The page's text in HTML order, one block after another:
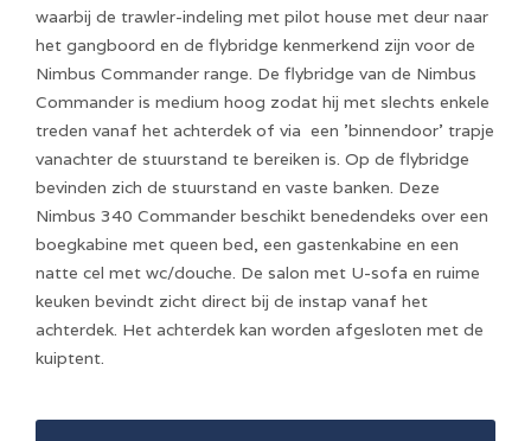
waarbij de trawler-indeling met pilot house met deur naar
het gangboord en de flybridge kenmerkend zijn voor de
Nimbus Commander range. De flybridge van de Nimbus
Commander is medium hoog zodat hij met slechts enkele
treden vanaf het achterdek of via een 'binnendoor' trapje
vanachter de stuurstand te bereiken is. Op de flybridge
bevinden zich de stuurstand en vaste banken. Deze
Nimbus 340 Commander beschikt benedendeks over een
boegkabine met queen bed, een gastenkabine en een
natte cel met wc/douche. De salon met U-sofa en ruime
keuken bevindt zicht direct bij de instap vanaf het
achterdek. Het achterdek kan worden afgesloten met de
kuiptent.